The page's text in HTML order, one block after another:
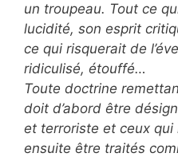
un troupeau. Tout ce
lucidité, son esprit
ce qui risquerait de
ridiculisé, étouffé…
Toute doctrine
doit d’abord être
et terroriste et ceux
ensuite être traités